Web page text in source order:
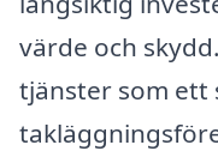
värde och
tjänster som ett